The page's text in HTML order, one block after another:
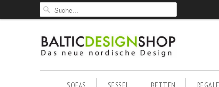
SOFAS SESSEL BETTEN REGALE